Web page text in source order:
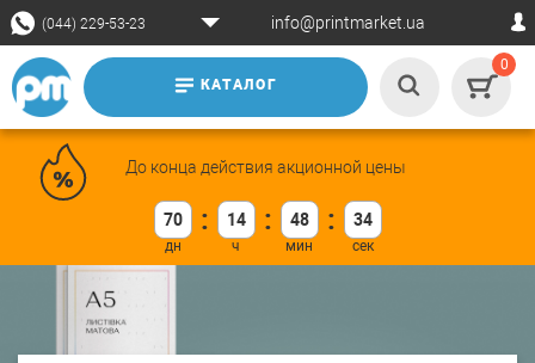
(044) 229-53-23 info@printmarket.ua
КАТАЛОГ
0
До конца действия акционной цены
70 14 48 34